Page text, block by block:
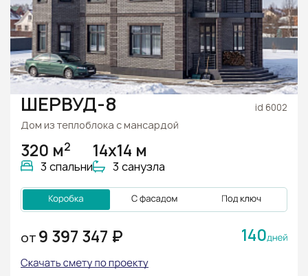
ШЕРВУД-8 id 6002
Дом из теплоблока с мансардой
320 м2
3 спальни
14х14 м
3 санузла
ОТ 9 397 347 ₽ 140